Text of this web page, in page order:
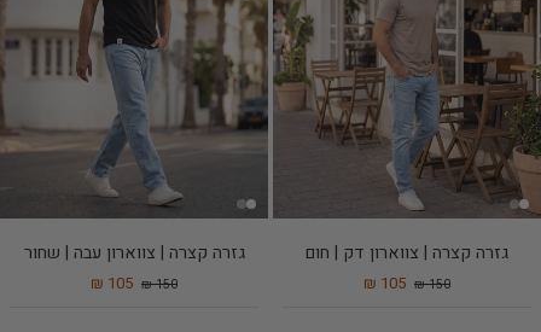
גזרה קצרה | צווארון דק | חום
150 ₪
105 ₪
גזרה קצרה | צווארון עבה | שחור
150 ₪
105 ₪